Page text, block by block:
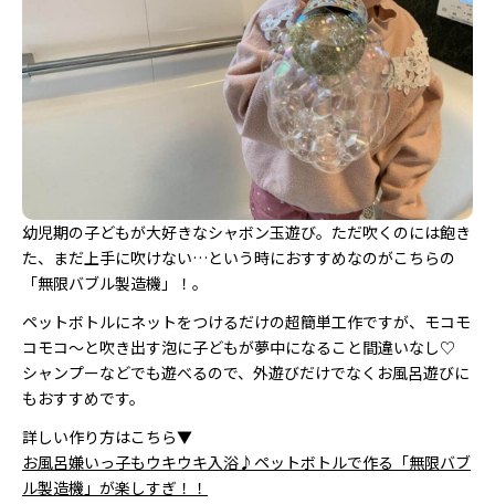
幼児期の子どもが大好きなシャボン玉遊び。ただ吹くのには飽き
た、まだ上手に吹けない…という時におすすめなのがこちらの
「無限バブル製造機」！。
ペットボトルにネットをつけるだけの超簡単工作ですが、モコモ
コモコ～と吹き出す泡に子どもが夢中になること間違いなし♡
シャンプーなどでも遊べるので、外遊びだけでなくお風呂遊びに
もおすすめです。
詳しい作り方はこちら▼
お風呂嫌いっ子もウキウキ入浴♪ペットボトルで作る「無限バブ
ル製造機」が楽しすぎ！！